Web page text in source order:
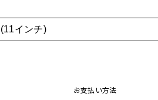
インチ)
お支払い方法